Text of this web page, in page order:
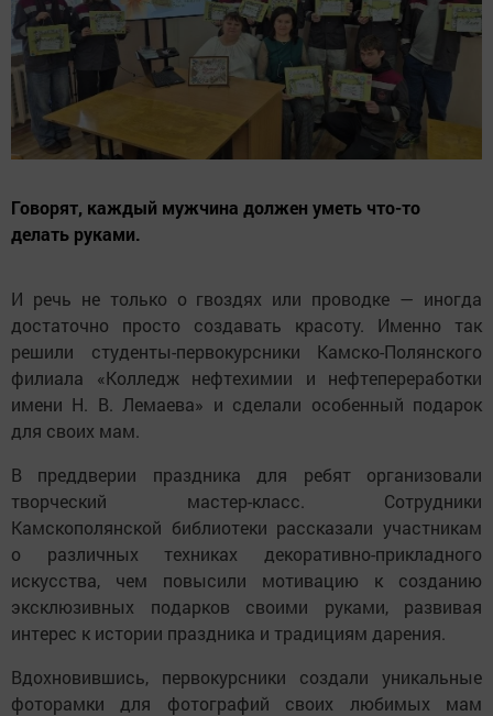
Говорят, каждый мужчина должен уметь что-то
делать руками.
И речь не только о гвоздях или проводке — иногда
достаточно просто создавать красоту. Именно так
решили студенты-первокурсники Камско-Полянского
филиала «Колледж нефтехимии и нефтепереработки
имени Н. В. Лемаева» и сделали особенный подарок
для своих мам.
В преддверии праздника для ребят организовали
творческий мастер-класс. Сотрудники
Камскополянской библиотеки рассказали участникам
о различных техниках декоративно-прикладного
искусства, чем повысили мотивацию к созданию
эксклюзивных подарков своими руками, развивая
интерес к истории праздника и традициям дарения.
Вдохновившись, первокурсники создали уникальные
фоторамки для фотографий своих любимых мам